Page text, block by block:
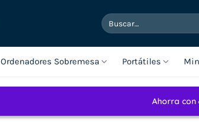
Buscar
por:
Ordenadores Sobremesa Portátiles